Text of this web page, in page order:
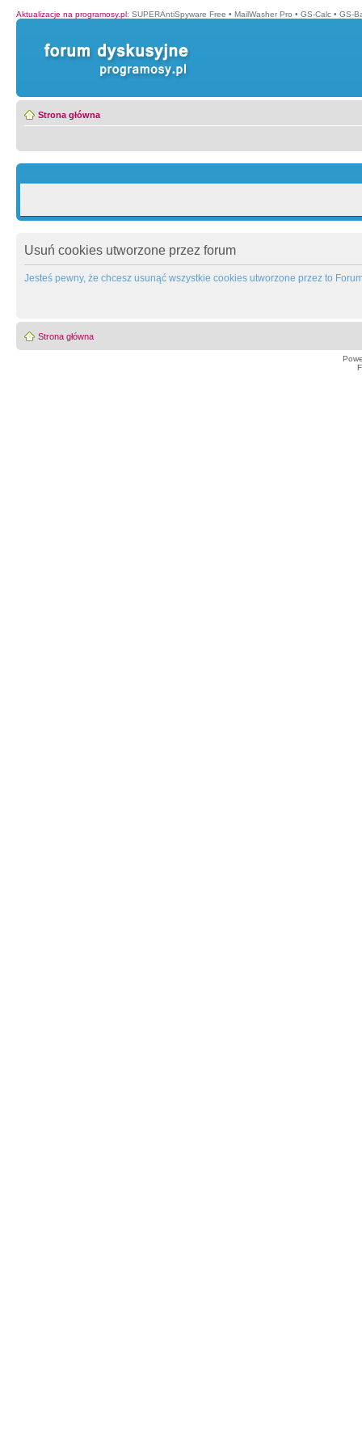
Aktualizacje na programosy.pl: SUPERAntiSpyware Free • MailWasher Pro • GS-Calc • GS-
Strona główna
Usuń cookies utworzone przez forum
Jesteś pewny, że chcesz usunąć wszystkie cookies utworzone przez to
Strona główna